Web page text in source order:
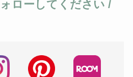
ローしてください /